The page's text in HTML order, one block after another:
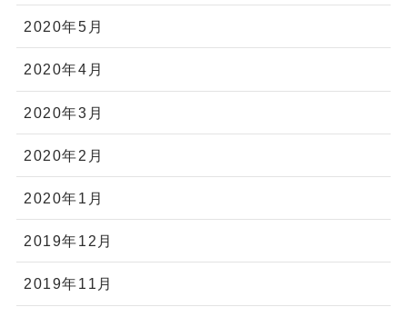
2020年5月
2020年4月
2020年3月
2020年2月
2020年1月
2019年12月
2019年11月